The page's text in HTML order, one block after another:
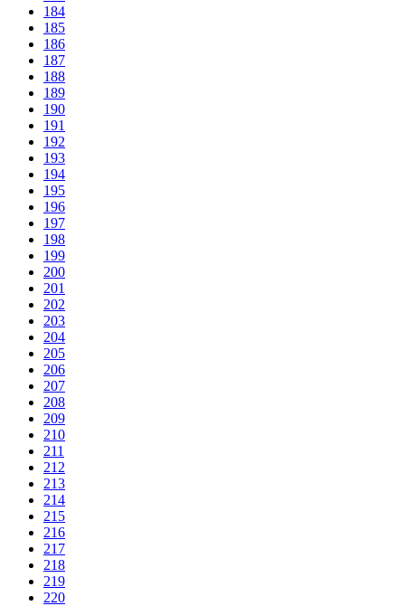
184
185
186
187
188
189
190
191
192
193
194
195
196
197
198
199
200
201
202
203
204
205
206
207
208
209
210
211
212
213
214
215
216
217
218
219
220